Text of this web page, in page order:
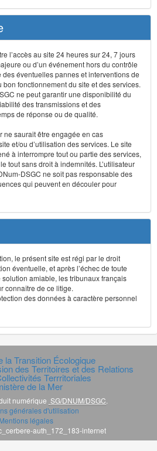
l’accès au site 24 heures sur 24, 7 jours
ou d’un événement hors du contrôle
éventuelles pannes et interventions de
fonctionnement du site et des services.
ne peut garantir une disponibilité du
des transmissions et des
de réponse ou de qualité.
ne saurait être engagée en cas
et/ou d’utilisation des services. Le site
à interrompre tout ou partie des services,
tout sans droit à indemnités. L’utilisateur
DSGC ne soit pas responsable des
qui peuvent en découler pour
le présent site est régi par le droit
éventuelle, et après l’échec de toute
solution amiable, les tribunaux français
connaître de ce litige.
des données à caractère personnel
la Transition Écologique
des Territoires et des Relations
Terrritoriales
de la Mer
numérique SG/DNUM/DSGC
générales d'utilisation
Mentions légales
auth_172_183-internet